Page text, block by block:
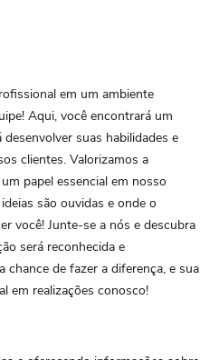
em um ambiente
Aqui, você encontrará um
suas habilidades e
clientes. Valorizamos a
papel essencial em nosso
são ouvidas e onde o
você! Junte-se a nós e descubra
será reconhecida e
chance de fazer a diferença, e sua
em realizações conosco!